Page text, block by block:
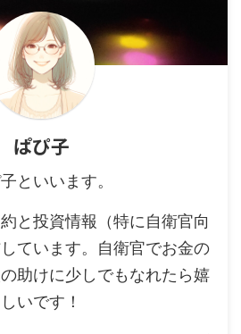
ぱぴ子
といいます。
と投資情報（特に自衛官向
ています。自衛官でお金の
助けに少しでもなれたら嬉
しいです！